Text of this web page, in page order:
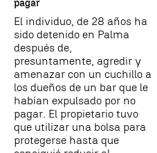
pagar
El individuo, de 28 años ha
sido detenido en Palma
después de,
presuntamente, agredir y
amenazar con un cuchillo a
los dueños de un bar que le
habían expulsado por no
pagar. El propietario tuvo
que utilizar una bolsa para
protegerse hasta que